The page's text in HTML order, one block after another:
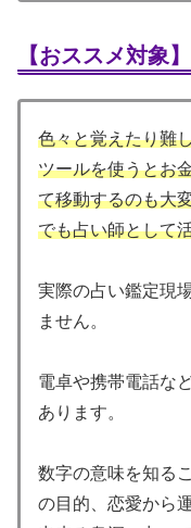
【おススメ対象】
色々と覚えたり難
ツールを使うとお
て移動するのも大
でも占い師として
実際の占い鑑定現
ません。
電卓や携帯電話な
あります。
数字の意味を知る
の目的、恋愛から